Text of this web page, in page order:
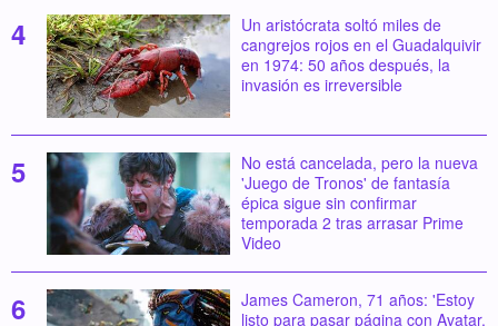
Un aristócrata soltó miles de
cangrejos rojos en el Guadalquivir
en 1974: 50 años después, la
invasión es irreversible
No está cancelada, pero la nueva
'Juego de Tronos' de fantasía
épica sigue sin confirmar
temporada 2 tras arrasar Prime
Video
James Cameron, 71 años: 'Estoy
listo para pasar página con Avatar,